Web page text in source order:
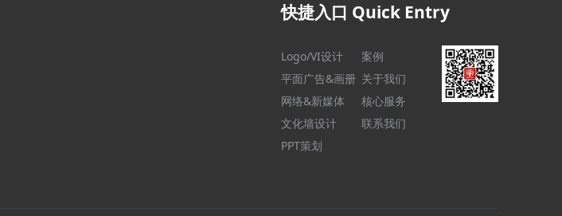
快捷入口 Quick Entry
Logo/VI设计
平面广告&画册
网络&新媒体
文化墙设计
PPT策划
案例
关于我们
核心服务
联系我们